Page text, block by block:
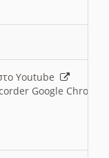
Youtube
Google Chrome